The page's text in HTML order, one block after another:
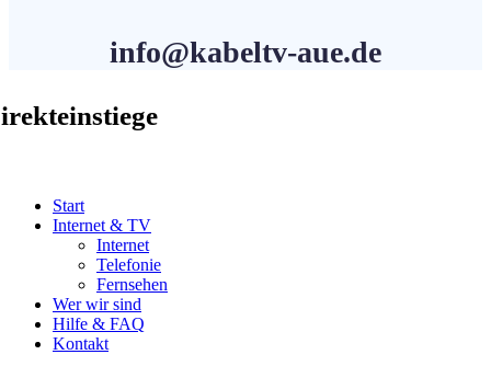
info@kabeltv-aue.de
Start
Internet & TV
Internet
Telefonie
Fernsehen
Wer wir sind
Hilfe & FAQ
Kontakt